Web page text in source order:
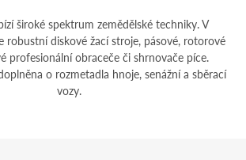
široké spektrum zemědělské techniky. V
robustní diskové žací stroje, pásové, rotorové
profesionální obraceče či shrnovače píce.
o rozmetadla hnoje, senážní a sběrací
vozy.